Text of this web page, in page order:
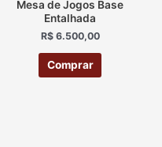
Mesa de Jogos Base
Entalhada
R$6.500,00
Comprar